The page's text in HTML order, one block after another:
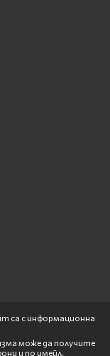
са с информационна
може да получите
и по имейл.